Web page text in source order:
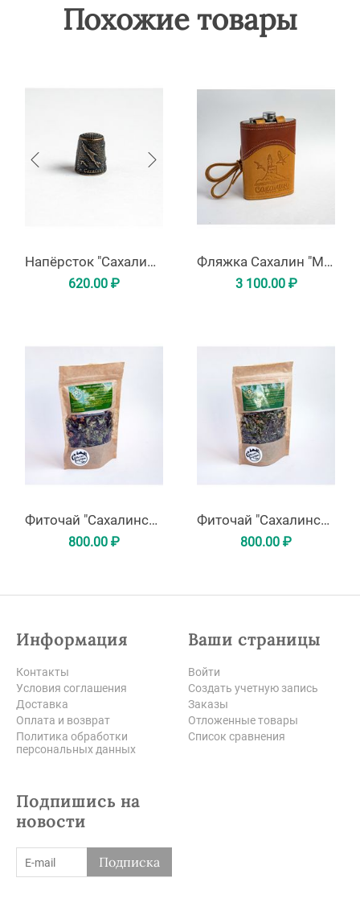
Похожие товары
Напёрсток "Сахалин-Курильские острова" из латуни
620.00 ₽
Фляжка Сахалин "Маяк Анива"
3 100.00 ₽
Фиточай "Сахалинское яблочко"
800.00 ₽
Фиточай "Сахалинское здоровье"
800.00 ₽
Информация
Контакты
Условия соглашения
Доставка
Оплата и возврат
Политика обработки
персональных данных
Ваши страницы
Войти
Создать учетную запись
Заказы
Отложенные товары
Список сравнения
Подпишись на
новости
Подписка